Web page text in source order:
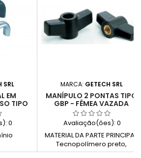
SRL
EM
TIPO
0
MARCA: GETECH SRL
MANÍPULO 2 PONTAS TIPO
GBP - FÊMEA VAZADA
Avaliação(ões): 0
MATERIAL DA PARTE PRINCIPAL:
Tecnopolímero preto,
reforçado com fibra de vidro,